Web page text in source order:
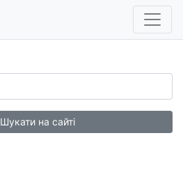
Шукати на сайті